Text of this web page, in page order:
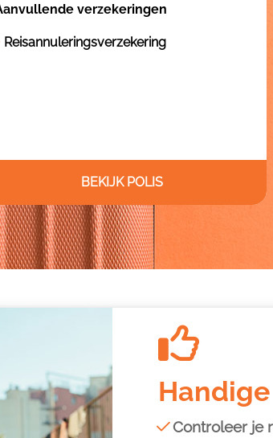
verzekeringen
Reisannuleringsverzekering
BEKIJK POLIS
Controleer je